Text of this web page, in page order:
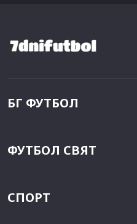
БГ ФУТБОЛ
ФУТБОЛ СВЯТ
СПОРТ